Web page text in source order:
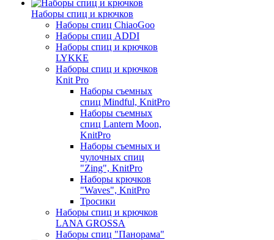
Наборы спиц и крючков
Наборы спиц ChiaoGoo
Наборы спиц ADDI
Наборы спиц и крючков
LYKKE
Наборы спиц и крючков
Knit Pro
Наборы съемных
спиц Mindful, KnitPro
Наборы съемных
спиц Lantern Moon,
KnitPro
Наборы съемных и
чулочных спиц
"Zing", KnitPro
Наборы крючков
"Waves", KnitPro
Тросики
Наборы спиц и крючков
LANA GROSSA
Наборы спиц "Панорама"